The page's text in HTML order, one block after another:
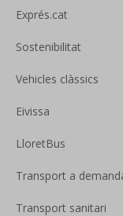
Exprés.cat
Sostenibilitat
Vehicles clàssics
Eivissa
LloretBus
Transport a
Transport sanitari